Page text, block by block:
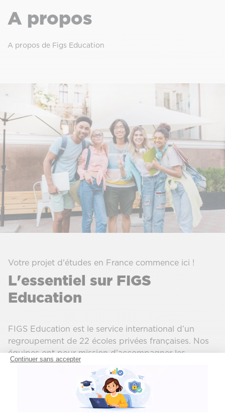
Continuer sans accepter
A propos
A propos de Figs Education
Votre projet d'études en France commence ici !
L'essentiel sur FIGS
Education
FIGS Education est le service international d’un
regroupement de 22 écoles privées françaises. Nos
équipes ont pour mission d’accompagner les
étudiants internationaux et outre-mer dans leur
projet d’études. Nos écoles proposent des
programmes du BAC au BAC +5, dispensés en
français ou en anglais. Elles partagent un même lien